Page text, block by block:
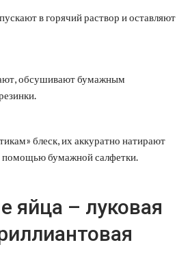
в горячий раствор и оставляют
обсушивают бумажным
блеск, их аккуратно натирают
помощью бумажной салфетки.
яйца – луковая